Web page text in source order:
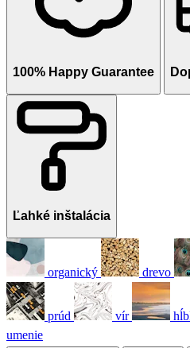
100% Happy Guarantee
Ľahké inštalácia
organický drevo
prúd vír
umenie